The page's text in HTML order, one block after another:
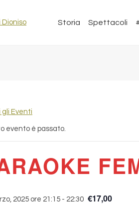
Storia Spettacoli
gli Eventi
evento è passato.
2025 ore 21:15 - 22:30 €17,00